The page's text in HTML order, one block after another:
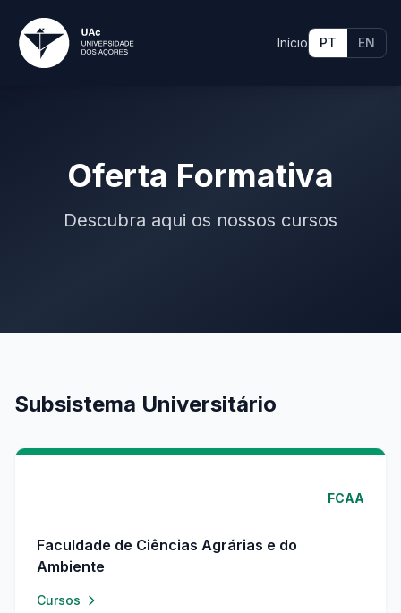
Início PT EN
Oferta Formativa
Descubra aqui os nossos cursos
Subsistema Universitário
FCAA
Faculdade de Ciências Agrárias e do
Ambiente
Cursos